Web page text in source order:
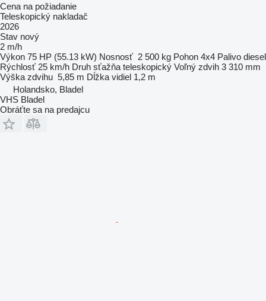
Cena na požiadanie
Teleskopický nakladač
2026
Stav nový
2 m/h
Výkon 75 HP (55.13 kW) Nosnosť 2 500 kg Pohon 4x4 Palivo diesel
Rýchlosť 25 km/h Druh sťažňa teleskopický Voľný zdvih 3 310 mm
Výška zdvihu 5,85 m Dĺžka vidiel 1,2 m
Holandsko, Bladel
VHS Bladel
Obráťte sa na predajcu